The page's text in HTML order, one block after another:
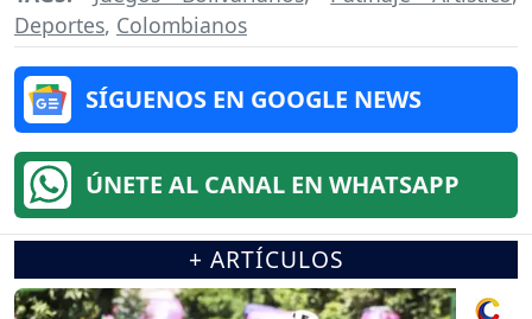
Deportes, Colombianos
SÍGUENOS EN GOOGLE NEWS
ÚNETE AL CANAL EN WHATSAPP
+ ARTÍCULOS